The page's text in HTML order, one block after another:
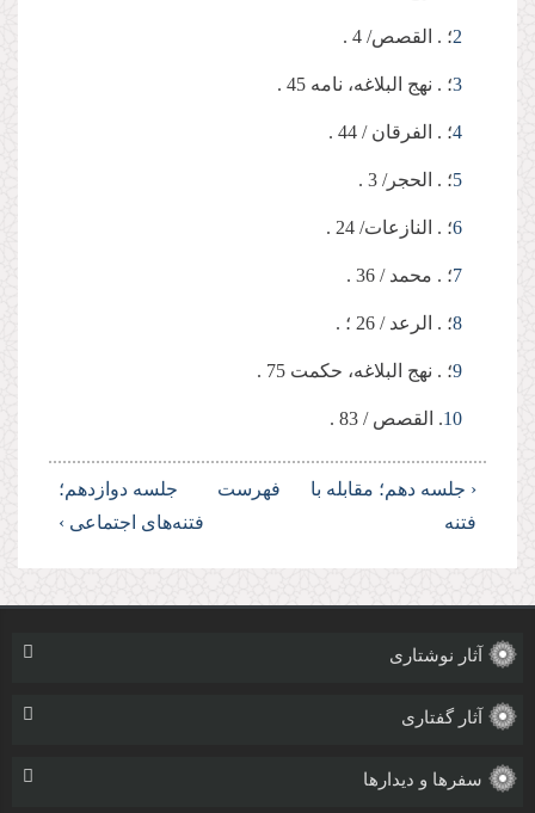
2؛ . القصص/ 4 .
3؛ . نهج البلاغه، نامه 45 .
4؛ . الفرقان / 44 .
5؛ . الحجر/ 3 .
6؛ . النازعات/ 24 .
7؛ . محمد / 36 .
8؛ . الرعد / 26 ؛ .
9؛ . نهج البلاغه، حکمت 75 .
10. القصص / 83 .
‹ جلسه دهم؛ مقابله با
فتنه
فهرست
جلسه دوازدهم؛
فتنه‌های اجتماعی ›
آثار نوشتاری
آثار گفتاری
سفرها و دیدارها